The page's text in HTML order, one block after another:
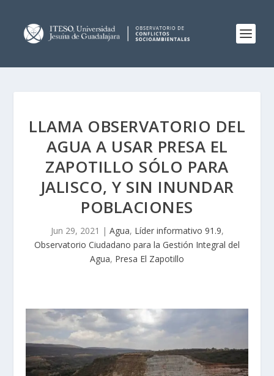
LLAMA OBSERVATORIO DEL
AGUA A USAR PRESA EL
ZAPOTILLO SÓLO PARA
JALISCO, Y SIN INUNDAR
POBLACIONES
Jun 29, 2021 | Agua, Líder informativo 91.9,
Observatorio Ciudadano para la Gestión Integral del
Agua, Presa El Zapotillo